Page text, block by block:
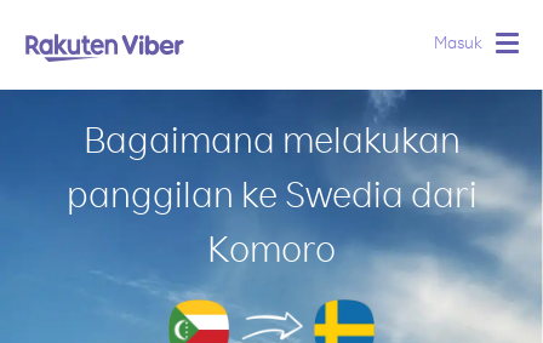
Masuk
Bagaimana melakukan
panggilan ke Swedia dari
Komoro